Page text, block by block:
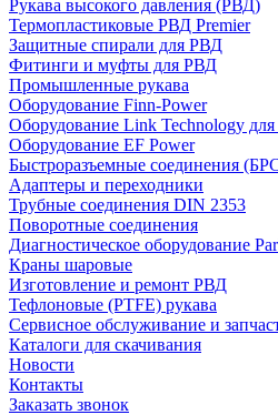
Рукава высокого давления (РВД)
Термопластиковые РВД Premier
Защитные спирали для РВД
Фитинги и муфты для РВД
Промышленные рукава
Оборудование Finn-Power
Оборудование Link Technology
Оборудование EF Power
Быстроразъемные соединения
Адаптеры и переходники
Трубные соединения DIN 2353
Поворотные соединения
Диагностическое оборудование
Краны шаровые
Изготовление и ремонт РВД
Тефлоновые (PTFE) рукава
Сервисное обслуживание и
Каталоги для скачивания
Новости
Контакты
Заказать звонок